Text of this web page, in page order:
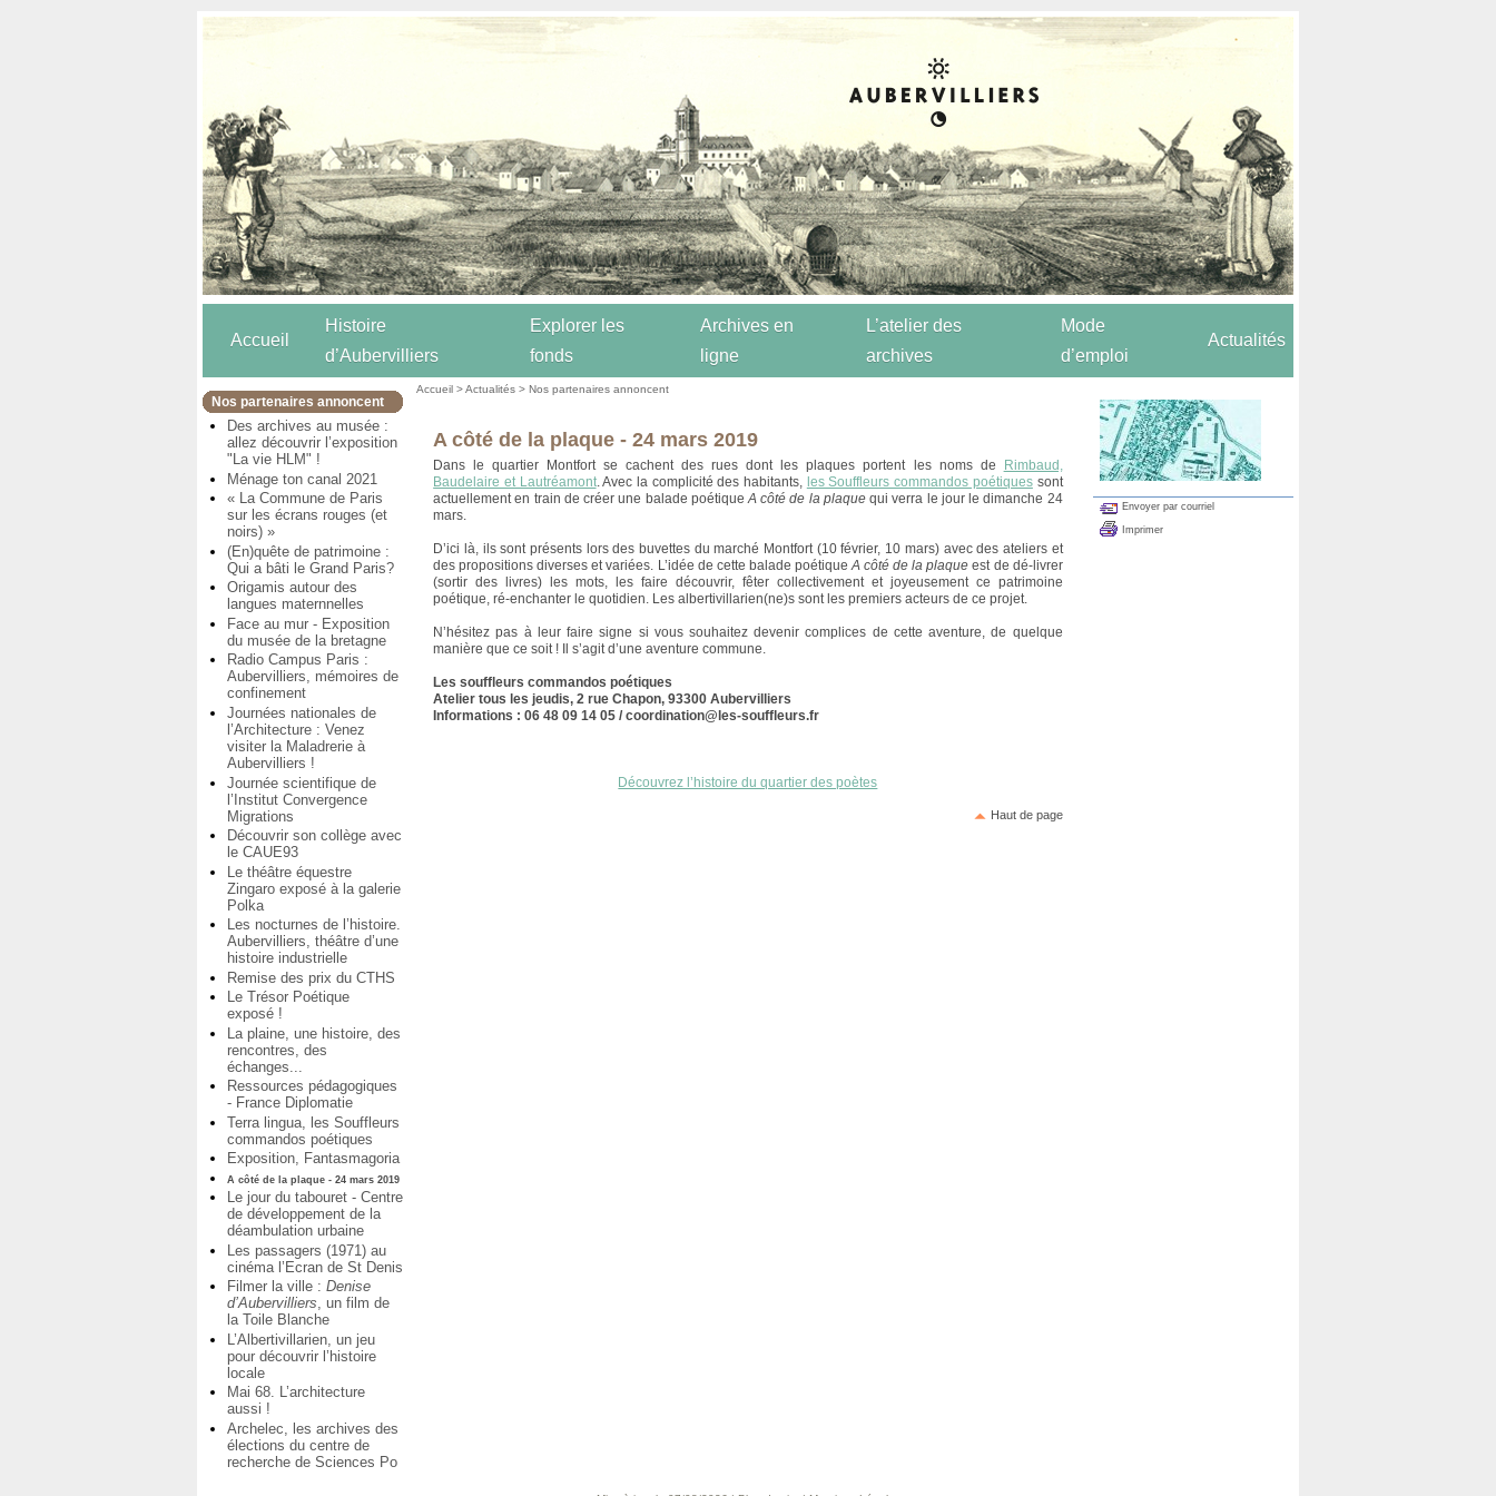
Accueil
Histoire
d’Aubervilliers
Explorer les
fonds
Archives en
ligne
L’atelier des
archives
Mode
d’emploi
Actualités
Nos partenaires annoncent
Des archives au musée :
allez découvrir l’exposition
"La vie HLM" !
Ménage ton canal 2021
« La Commune de Paris
sur les écrans rouges (et
noirs) »
(En)quête de patrimoine :
Qui a bâti le Grand Paris?
Origamis autour des
langues maternnelles
Face au mur - Exposition
du musée de la bretagne
Radio Campus Paris :
Aubervilliers, mémoires de
confinement
Journées nationales de
l’Architecture : Venez
visiter la Maladrerie à
Aubervilliers !
Journée scientifique de
l’Institut Convergence
Migrations
Découvrir son collège avec
le CAUE93
Le théâtre équestre
Zingaro exposé à la galerie
Polka
Les nocturnes de l’histoire.
Aubervilliers, théâtre d’une
histoire industrielle
Remise des prix du CTHS
Le Trésor Poétique
exposé !
La plaine, une histoire, des
rencontres, des
échanges...
Ressources pédagogiques
- France Diplomatie
Terra lingua, les Souffleurs
commandos poétiques
Exposition, Fantasmagoria
A côté de la plaque - 24 mars 2019
Le jour du tabouret - Centre
de développement de la
déambulation urbaine
Les passagers (1971) au
cinéma l’Ecran de St Denis
Filmer la ville : Denise
d’Aubervilliers, un film de
la Toile Blanche
L’Albertivillarien, un jeu
pour découvrir l’histoire
locale
Mai 68. L’architecture
aussi !
Archelec, les archives des
élections du centre de
recherche de Sciences Po
Accueil >Actualités>Nos partenaires annoncent
A côté de la plaque - 24 mars 2019
Dans le quartier Montfort se cachent des rues dont les plaques portent les noms de
Rimbaud,
Baudelaire et Lautréamont. Avec la complicité des habitants, les Souffleurs commandos poétiquessont
actuellement en train de créer une balade poétiqueA côté de la plaquequi verra le jour le dimanche 24
mars.
D’ici là, ils sont présents lors des buvettes du marché Montfort (10 février, 10 mars) avec des ateliers et
des propositions diverses et variées. L’idée de cette balade poétiqueA côté de la plaqueest de dé-livrer
(sortir des livres) les mots, les faire découvrir, fêter collectivement et joyeusement ce patrimoine
poétique, ré-enchanter le quotidien. Les albertivillarien(ne)s sont les premiers acteurs de ce projet.
N’hésitez pas à leur faire signe si vous souhaitez devenir complices de cette aventure, de quelque
manière que ce soit ! Il s’agit d’une aventure commune.
Les souffleurs commandos poétiques
Atelier tous les jeudis, 2 rue Chapon, 93300 Aubervilliers
Informations : 06 48 09 14 05 / coordination@les-souffleurs.fr
Découvrez l’histoire du quartier des poètes
Haut de page
Envoyer par courriel
Imprimer